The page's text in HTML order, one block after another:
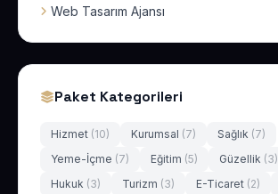
Web Tasarım Ajansı
Paket Kategorileri
Hizmet (10) Kurumsal (7) Sağlık (7)
Yeme-İçme (7) Eğitim (5) Güzellik (3)
Hukuk (3) Turizm (3) E-Ticaret (2)